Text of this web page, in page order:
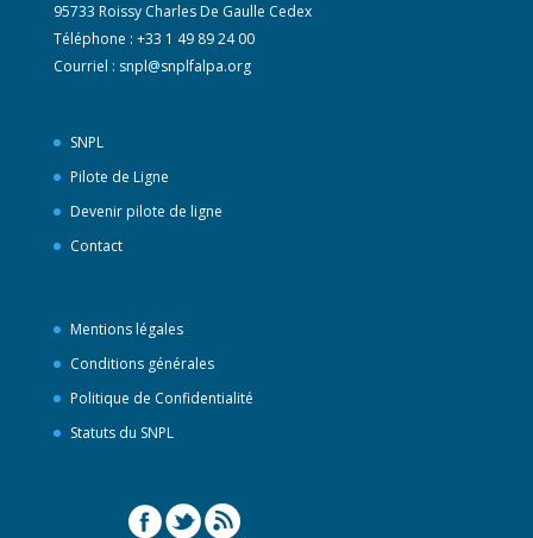
95733 Roissy Charles De Gaulle Cedex
Téléphone : +33 1 49 89 24 00
Courriel : snpl@snplfalpa.org
SNPL
Pilote de Ligne
Devenir pilote de ligne
Contact
Mentions légales
Conditions générales
Politique de Confidentialité
Statuts du SNPL